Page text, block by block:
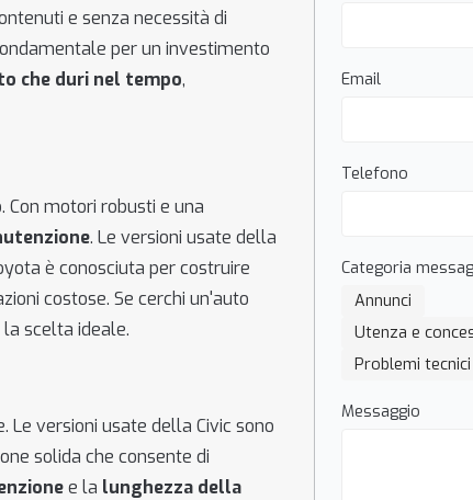
e senza necessità di
per un investimento
che duri nel tempo,
Con motori robusti e una
. Le versioni usate della
è conosciuta per costruire
costose. Se cerchi un'auto
scelta ideale.
versioni usate della Civic sono
solida che consente di
e la lunghezza della
Email
Telefono
Categoria
Annunci
Utenza e
Problemi tecnici
Messaggio